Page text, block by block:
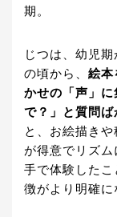
期。
じつは、幼児
の頃から、 絵本
かせの「声」に
で？」と質問ば
と、お絵描き
が得意でリズ
手で体験した
徴がより明確に